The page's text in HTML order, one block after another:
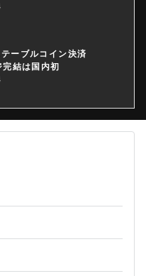
ーブルコイン決済
結は国内初